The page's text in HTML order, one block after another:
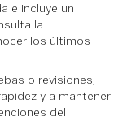
e incluye un
la
los últimos
o revisiones,
y a mantener
del